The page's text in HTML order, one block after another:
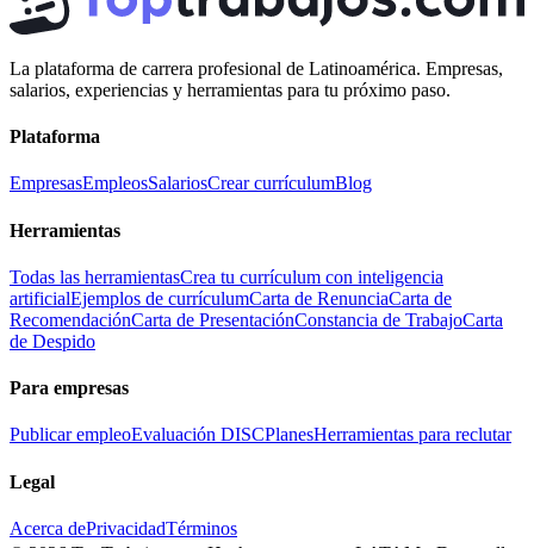
La plataforma de carrera profesional de Latinoamérica. Empresas,
salarios, experiencias y herramientas para tu próximo paso.
Plataforma
EmpresasEmpleosSalariosCrear currículumBlog
Herramientas
Todas las herramientasCrea tu currículum con inteligencia
artificialEjemplos de currículumCarta de RenunciaCarta de
RecomendaciónCarta de PresentaciónConstancia de TrabajoCarta
de Despido
Para empresas
Publicar empleoEvaluación DISCPlanesHerramientas para reclutar
Legal
Acerca dePrivacidadTérminos